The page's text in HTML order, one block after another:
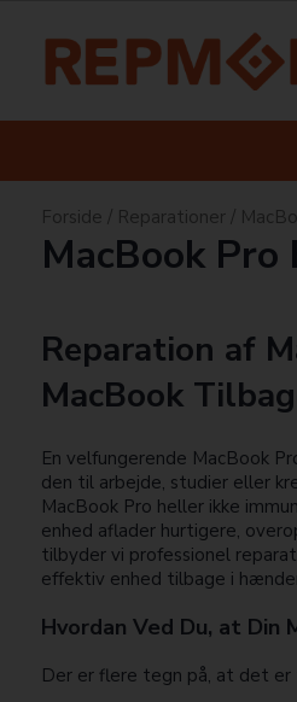
Forside / Reparationer /
MacBook
Reparation af
MacBook
En velfungerende MacBook
den til arbejde, studier eller
MacBook Pro heller ikke
enhed aflader hurtigere,
tilbyder vi professionel
effektiv enhed tilbage i
Hvordan Ved Du, at Din
Der er flere tegn på, at det